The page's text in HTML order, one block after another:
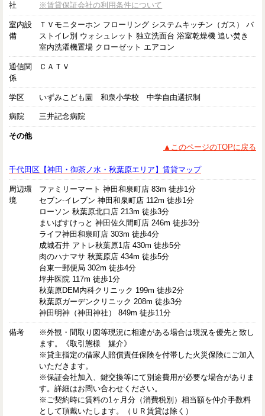
社 ※賃貸保証会社の利用条件について
室内設
備
ＴＶモニターホン フローリング システムキッチン（ガス） バ
ストイレ別 ウォシュレット 独立洗面台 浴室乾燥機 追い焚き
室内洗濯機置場 クローゼット エアコン
通信関
係
ＣＡＴＶ
学区 いずみこども園 和泉小学校 中学自由選択制
病院 三井記念病院
その他
▲このページのTOPに戻る
千代田区【神田・御茶ノ水・秋葉原エリア】賃貸マップ
周辺環
境
ファミリーマート 神田和泉町店 83m 徒歩1分
セブン-イレブン 神田和泉町店 112m 徒歩1分
ローソン 秋葉原北口店 213m 徒歩3分
まいばすけっと 神田佐久間町店 246m 徒歩3分
ライフ神田和泉町店 303m 徒歩4分
成城石井 アトレ秋葉原1店 430m 徒歩5分
肉のハナマサ 秋葉原店 434m 徒歩5分
台東一郵便局 302m 徒歩4分
坪井医院 117m 徒歩1分
秋葉原DEM内科クリニック 199m 徒歩2分
秋葉原ガーデンクリニック 208m 徒歩3分
神田明神（神田神社） 849m 徒歩11分
備考
※外観・間取り図等現況に相違がある場合は現況を優先と致し
ます。《取引態様 媒介》
※貸主指定の借家人賠償責任保険を付帯した火災保険にご加入
いただきます。
※保証会社加入、鍵交換等にて別途費用が必要な場合がありま
す。詳細はお問い合わせください。
※ご契約時に賃料の1ヶ月分（消費税別）相当額を仲介手数料
として頂戴いたします。（ＵＲ賃貸は除く）